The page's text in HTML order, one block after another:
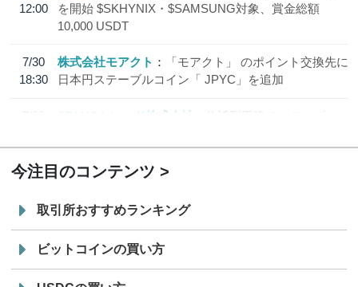
12:00
を開始 $SKHYNIX・$SAMSUNG対象、賞金総額
10,000 USDT
7/30
18:30
株式会社モアクト
「モアクト」 のポイント交換先に
日本円ステーブルコイン「 JPYC」を追加
7/29
SBI VCトレード株式会社
信託型円建てステーブル
今注目のコンテンツ
取引所おすすめランキング
ビットコインの買い方